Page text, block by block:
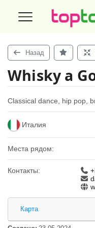
Назад
Whisky a
Classical dance, hip pop,
Италия
Места рядом:
Контакты:
Карта